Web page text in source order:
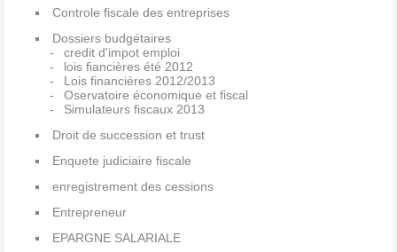
Controle fiscale des entreprises
Dossiers budgétaires
credit d'impot emploi
lois fiancières été 2012
Lois financières 2012/2013
Oservatoire économique et fiscal
Simulateurs fiscaux 2013
Droit de succession et trust
Enquete judiciaire fiscale
enregistrement des cessions
Entrepreneur
EPARGNE SALARIALE